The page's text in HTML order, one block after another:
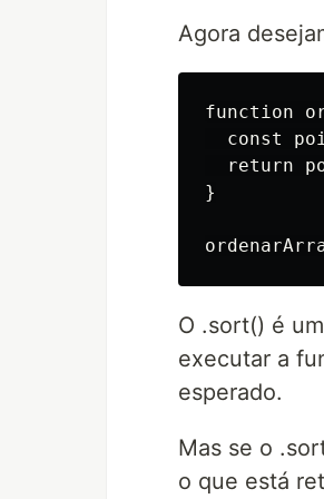
Agora
function
const
return
}
O .sort() é
executar a
esperado.
Mas se o
o que está